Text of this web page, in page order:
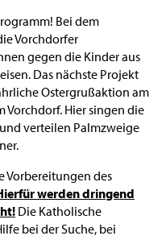
Bei dem
Vorchdorfer
gegen die Kinder aus
Das nächste Projekt
Ostergrußaktion am
Vorchdorf. Hier singen die
verteilen Palmzweige
Vorbereitungen des
werden dringend
Die Katholische
bei der Suche, bei